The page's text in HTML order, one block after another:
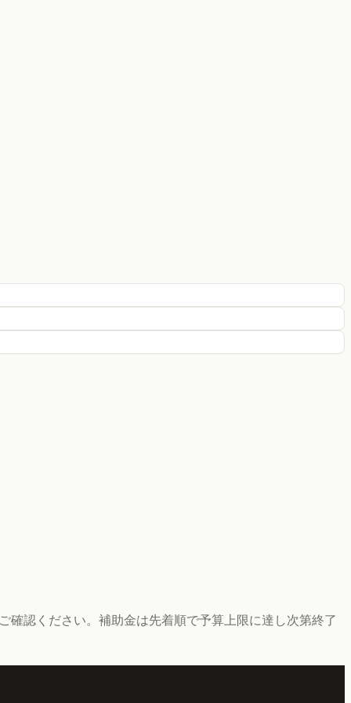
認ください。補助金は先着順で予算上限に達し次第終了